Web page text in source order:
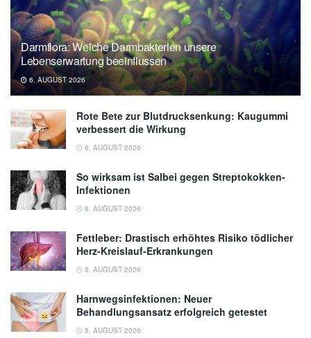
Darmflora: Welche Darmbakterien unsere
Lebenserwartung beeinflussen
6. AUGUST 2026
Rote Bete zur Blutdrucksenkung: Kaugummi
verbessert die Wirkung
6. AUGUST 2026
So wirksam ist Salbei gegen Streptokokken-
Infektionen
6. AUGUST 2026
Fettleber: Drastisch erhöhtes Risiko tödlicher
Herz-Kreislauf-Erkrankungen
5. AUGUST 2026
Harnwegsinfektionen: Neuer
Behandlungsansatz erfolgreich getestet
5. AUGUST 2026